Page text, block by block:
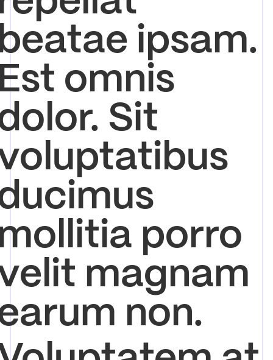
ipsam.
omnis
Sit
porro
magnam
non.